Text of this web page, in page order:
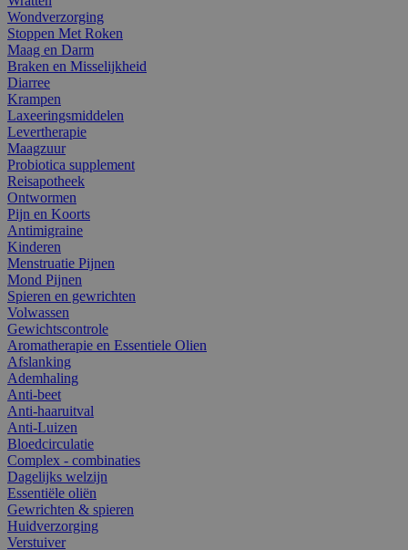
Wondverzorging
Stoppen Met Roken
Maag en Darm
Braken en Misselijkheid
Diarree
Krampen
Laxeeringsmiddelen
Levertherapie
Maagzuur
Probiotica supplement
Reisapotheek
Ontwormen
Pijn en Koorts
Antimigraine
Kinderen
Menstruatie Pijnen
Mond Pijnen
Spieren en gewrichten
Volwassen
Gewichtscontrole
Aromatherapie en Essentiele Olien
Afslanking
Ademhaling
Anti-beet
Anti-haaruitval
Anti-Luizen
Bloedcirculatie
Complex - combinaties
Dagelijks welzijn
Essentiële oliën
Gewrichten & spieren
Huidverzorging
Verstuiver